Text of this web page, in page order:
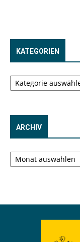
KATEGORIEN
Kategorien
ARCHIV
Archiv